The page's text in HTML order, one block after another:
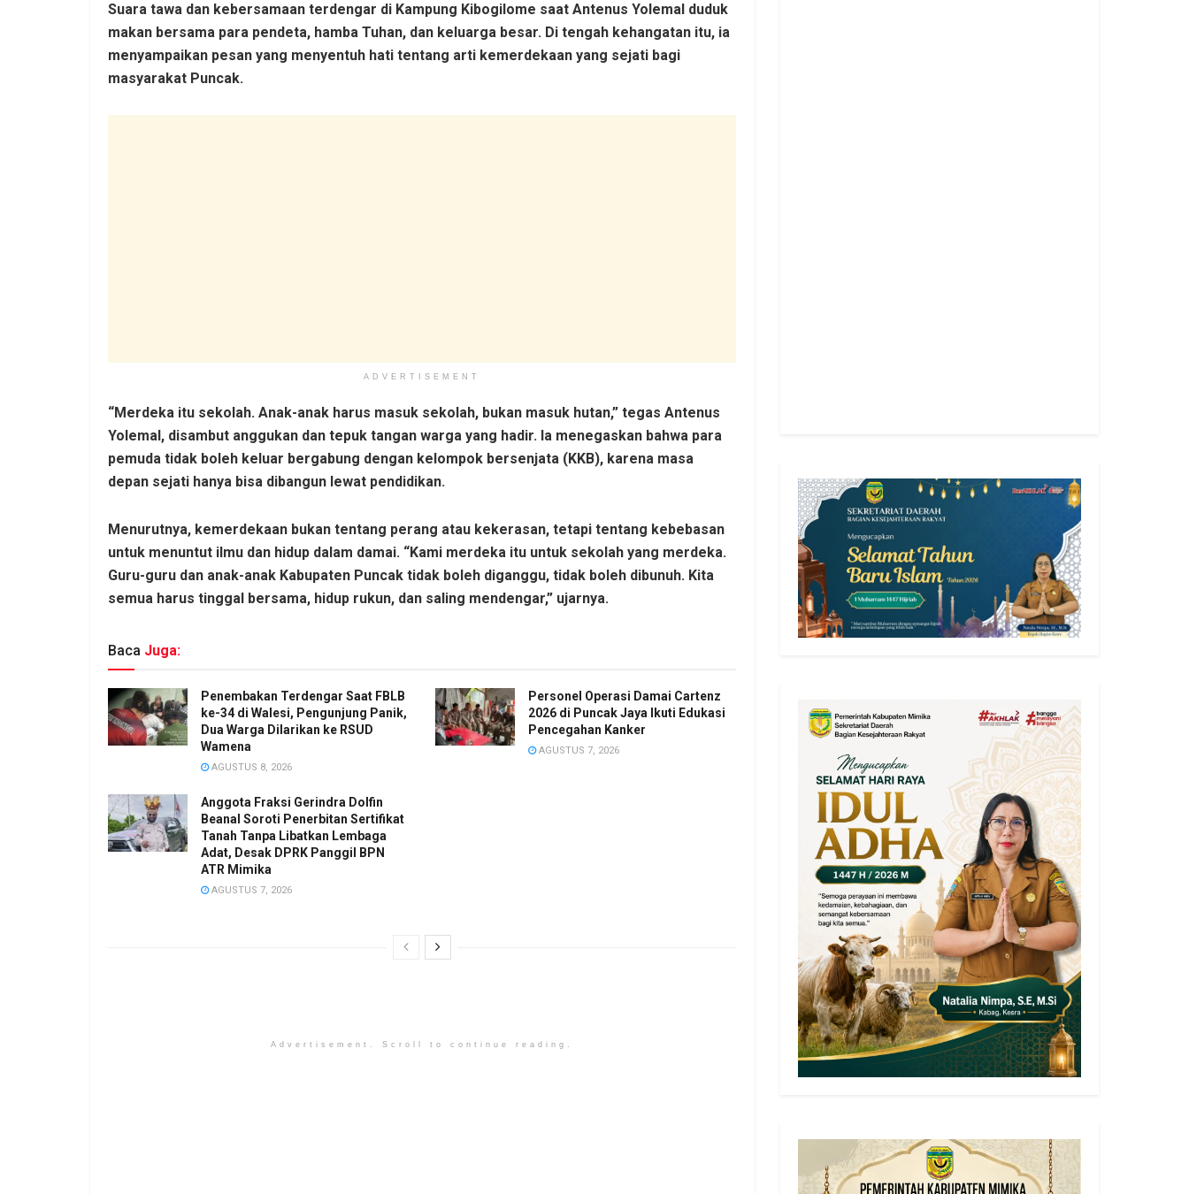
Suara tawa dan kebersamaan terdengar di Kampung Kibogilome saat Antenus Yolemal duduk
makan bersama para pendeta, hamba Tuhan, dan keluarga besar. Di tengah kehangatan itu, ia
menyampaikan pesan yang menyentuh hati tentang arti kemerdekaan yang sejati bagi
masyarakat Puncak.
ADVERTISEMENT
“Merdeka itu sekolah. Anak-anak harus masuk sekolah, bukan masuk hutan,” tegas Antenus
Yolemal, disambut anggukan dan tepuk tangan warga yang hadir. Ia menegaskan bahwa para
pemuda tidak boleh keluar bergabung dengan kelompok bersenjata (KKB), karena masa
depan sejati hanya bisa dibangun lewat pendidikan.
Menurutnya, kemerdekaan bukan tentang perang atau kekerasan, tetapi tentang kebebasan
untuk menuntut ilmu dan hidup dalam damai. “Kami merdeka itu untuk sekolah yang merdeka.
Guru-guru dan anak-anak Kabupaten Puncak tidak boleh diganggu, tidak boleh dibunuh. Kita
semua harus tinggal bersama, hidup rukun, dan saling mendengar,” ujarnya.
Baca Juga:
Penembakan Terdengar Saat FBLB
ke-34 di Walesi, Pengunjung Panik,
Dua Warga Dilarikan ke RSUD
Wamena
AGUSTUS 8, 2026
Personel Operasi Damai Cartenz
2026 di Puncak Jaya Ikuti Edukasi
Pencegahan Kanker
AGUSTUS 7, 2026
Anggota Fraksi Gerindra Dolfin
Beanal Soroti Penerbitan Sertifikat
Tanah Tanpa Libatkan Lembaga
Adat, Desak DPRK Panggil BPN
ATR Mimika
AGUSTUS 7, 2026
Advertisement. Scroll to continue reading.